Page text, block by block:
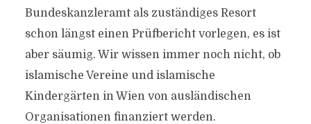
Bundeskanzleramt als zuständiges Resort
schon längst einen Prüfbericht vorlegen, es ist
aber säumig. Wir wissen immer noch nicht, ob
islamische Vereine und islamische
Kindergärten in Wien von ausländischen
Organisationen finanziert werden.